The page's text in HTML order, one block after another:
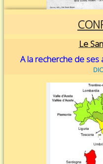
Le
A la recherche de ses